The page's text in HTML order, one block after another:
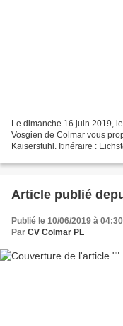
Le dimanche 16 juin 2019,
Vosgien de Colmar vous
Kaiserstuhl. Itinéraire :
Publié le 10/06/2019 à 04:30
Par CV Colmar PL